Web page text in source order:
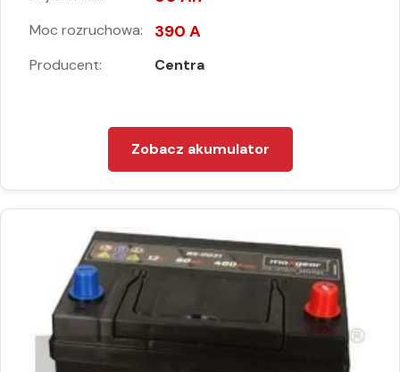
Moc rozruchowa: 390 A
Producent: Centra
Zobacz akumulator